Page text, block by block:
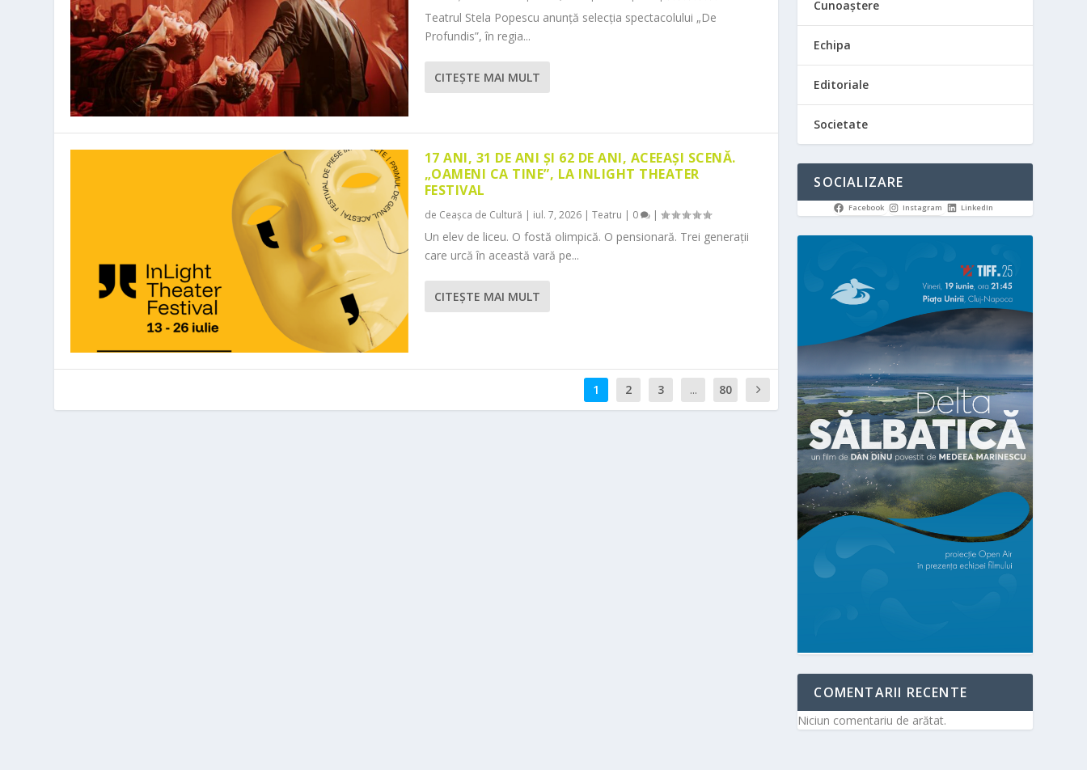
Teatrul Stela Popescu anunță selecția spectacolului „De
Profundis”, în regia...
CITEŞTE MAI MULT
17 ANI, 31 DE ANI ȘI 62 DE ANI, ACEEAȘI SCENĂ.
„OAMENI CA TINE”, LA INLIGHT THEATER
FESTIVAL
de Ceașca de Cultură | iul. 7, 2026| Teatru | 0 |
Un elev de liceu. O fostă olimpică. O pensionară. Trei generații
care urcă în această vară pe...
CITEŞTE MAI MULT
1 2 3 ... 80
Cunoaștere
Echipa
Editoriale
Societate
SOCIALIZARE
Facebook Instagram LinkedIn
COMENTARII RECENTE
Niciun comentariu de arătat.